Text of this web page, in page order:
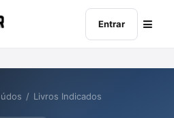
Entrar
/ Livros Indicados